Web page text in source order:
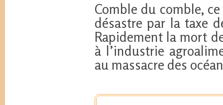
Comble du comble,
désastre par la taxe
Rapidement la mort
à l’industrie
au massacre des